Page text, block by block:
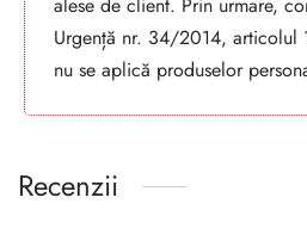
Urgență nr. 34/2014, articolul
nu se aplică produselor
Recenzii